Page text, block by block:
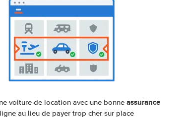
voiture de location avec une bonne assurance
au lieu de payer trop cher sur place